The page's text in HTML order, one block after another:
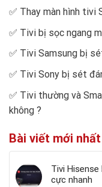
✅ Thay màn hình tivi
✅ Tivi bị sọc ngang
✅ Tivi Samsung bị
✅ Tivi Sony bị sét
✅ Tivi thường và
không ?
Bài viết mới nhất
Tivi Hisense
cực nhanh